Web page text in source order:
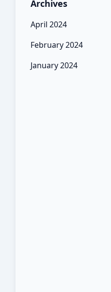
Archives
April 2024
February 2024
January 2024